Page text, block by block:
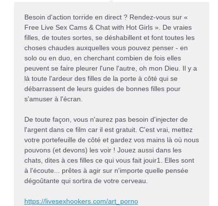
Besoin d'action torride en direct ? Rendez-vous sur «
Free Live Sex Cams & Chat with Hot Girls ». De vraies
filles, de toutes sortes, se déshabillent et font toutes les
choses chaudes auxquelles vous pouvez penser - en
solo ou en duo, en cherchant combien de fois elles
peuvent se faire pleurer l'une l'autre, oh mon Dieu. Il y a
là toute l'ardeur des filles de la porte à côté qui se
débarrassent de leurs guides de bonnes filles pour
s'amuser à l'écran.
De toute façon, vous n'aurez pas besoin d'injecter de
l'argent dans ce film car il est gratuit. C'est vrai, mettez
votre portefeuille de côté et gardez vos mains là où nous
pouvons (et devons) les voir ! Jouez aussi dans les
chats, dites à ces filles ce qui vous fait jouir1. Elles sont
à l'écoute... prêtes à agir sur n'importe quelle pensée
dégoûtante qui sortira de votre cerveau.
https://livesexhookers.com/art_porno